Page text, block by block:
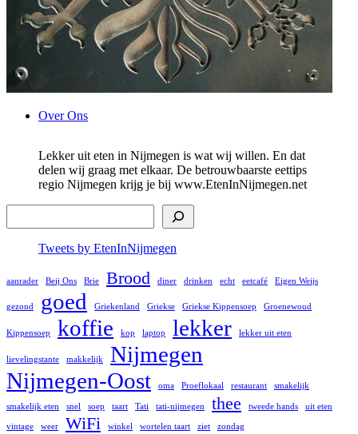
inhoud
Over Ons
Lekker uit eten in Nijmegen is wat wij willen. En dat
delen wij graag met elkaar. De betrouwbaarste eettips
regio Nijmegen krijg je bij www.EtenInNijmegen.net
Tweets by EtenInNijmegen
aanrader Beij Ons Brie Brood diner drinken echt eetcafé Eigen Weijs
gezond goed Griekenland Griekse Griekse Kippensoep Groenewoud
Kippensoep koffie kop laptop lekker lekker uit eten
lievelingstante makkelijk
Nijmegen
Nijmegen-Oost
oma Proeflokaal restaurant smakelijk
smakelijk eten snel soep taart Tati tati-nijmegen thee tweede hands uit eten
vintage weer WiFi winkel wortelen taart ziet zondag